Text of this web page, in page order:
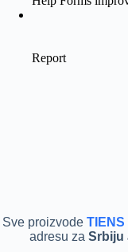
Sve proizvode
adresu za Srbiju